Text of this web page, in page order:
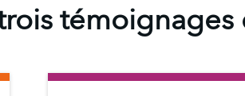
témoignages